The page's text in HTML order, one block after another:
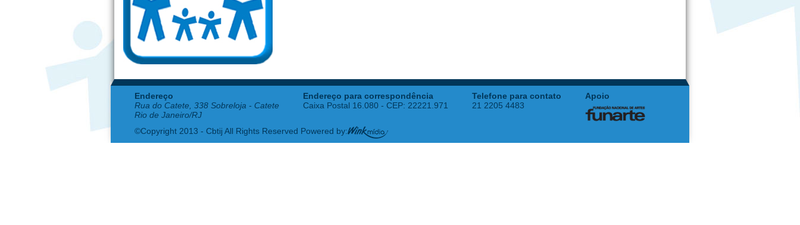
Endereço
Rua do Catete, 338 Sobreloja - Catete
Rio de Janeiro/RJ
Endereço para correspondência
Caixa Postal 16.080 - CEP: 22221.971
Telefone para contato
21 2205 4483
Apoio
©Copyright 2013 - Cbtij All Rights Reserved Powered by: